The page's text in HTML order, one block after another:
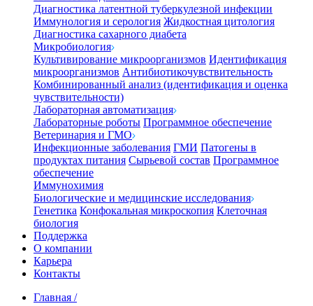
Диагностика латентной туберкулезной инфекции
Иммунология и серология Жидкостная цитология
Диагностика сахарного диабета
Микробиология
Культивирование микроорганизмов Идентификация
микроорганизмов Антибиотикочувствительность
Комбинированный анализ (идентификация и оценка
чувствительности)
Лабораторная автоматизация
Лабораторные роботы Программное обеспечение
Ветеринария и ГМО
Инфекционные заболевания ГМИ Патогены в
продуктах питания Сырьевой состав Программное
обеспечение
Иммунохимия
Биологические и медицинские исследования
Генетика Конфокальная микроскопия Клеточная
биология
Поддержка
О компании
Карьера
Контакты
Главная /